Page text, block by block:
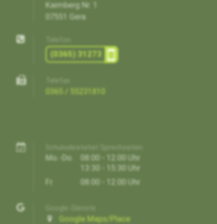
Kaimberg Nr. 1
07551 Gera
(0365) 31273
0365 / 55231810
Mo.-Do.
08:00 - 12:00 Uhr
13:30 - 15:30 Uhr
Fr.
08:00 - 12:00 Uhr
Google Maps/Place